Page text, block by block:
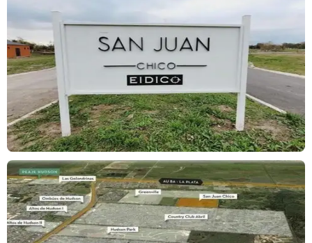
Se distingue por estar rodeado de prestigiosos barrios cerrados
(Greenville, Abril CC, etc.) garantizando a sus habitantes una
seguridad única en la zona.
San Juan Chico es el desarrollo de un barrio de 227 lotes con dos
canchas de tenis, una cancha de fútbol y salón de usos múltiples.
Ubicación. Rodeado de barrios privados.
Acceso. Próximo a autopista por camino asfaltado, lejos del
ruido.
Amenities. En una ecuación ideal para que no te falte nada.
Expensas. Pensado para ofrecer todo al menor costo de
mercado.
Masterplan. Variada tipología de lotes, con plazas centrales y
laguna.
La información gráfica y escrita contenida en el presente aviso es